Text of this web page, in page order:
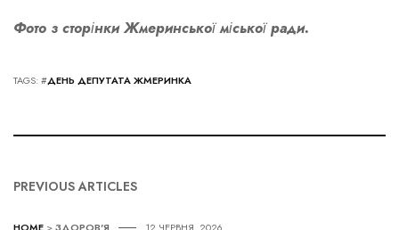
Фото з сторінки Жмеринської міської ради.
TAGS: #ДЕНЬ ДЕПУТАТА ЖМЕРИНКА
PREVIOUS ARTICLES
HOME >ЗДОРОВ'Я 12 ЧЕРВНЯ, 2026